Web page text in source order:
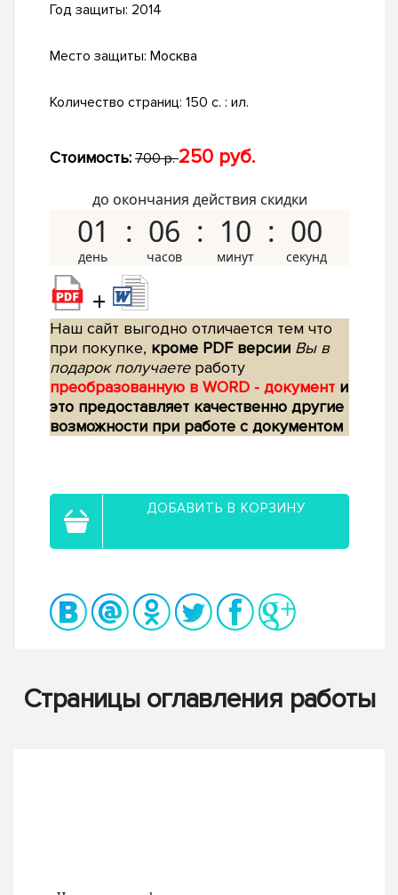
Год защиты: 2014
Место защиты: Москва
Количество страниц: 150 с. : ил.
Стоимость: 700 р.250 руб.
до окончания действия скидки
01 06 09 59
+
Наш сайт выгодно отличается тем что
при покупке, кроме PDF версии Вы в
подарок получаетеработу
преобразованную в WORD - документ и
это предоставляет качественно другие
возможности при работе с документом
ДОБАВИТЬ В КОРЗИНУ
Страницы оглавления работы